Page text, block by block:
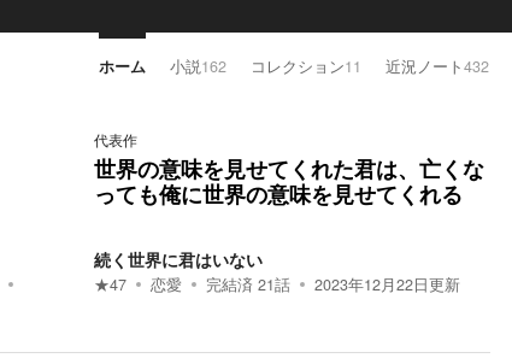
ホーム 小説162 コレクション11 近況ノート432
代表作
世界の意味を見せてくれた君は、亡くな
っても俺に世界の意味を見せてくれる
続く世界に君はいない
★47 恋愛 完結済 21話 2023年12月22日更新